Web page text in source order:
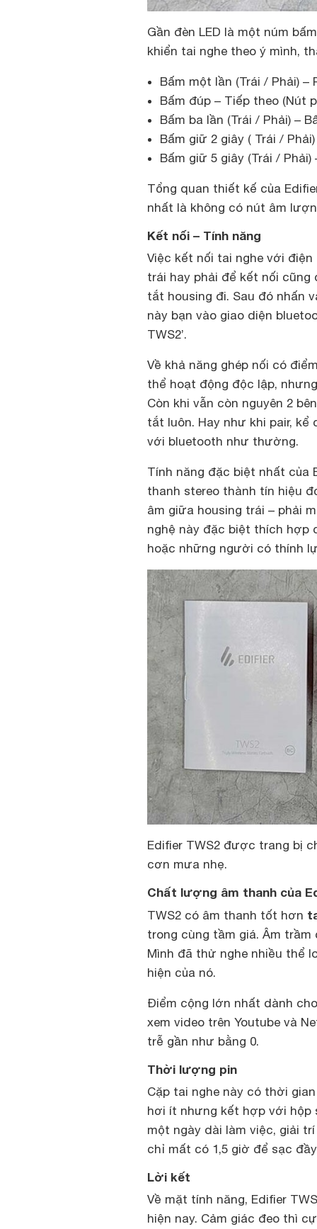
Gần đèn LED là một núm
khiển tai nghe theo ý mình,
Bấm một lần (Trái / Phải)
Bấm đúp – Tiếp theo (Nút
Bấm ba lần (Trái / Phải) –
Bấm giữ 2 giây ( Trái /
Bấm giữ 5 giây (Trái / Phải)
Tổng quan thiết kế của
nhất là không có nút âm
Kết nối – Tính năng
Việc kết nối tai nghe với
trái hay phải để kết nối
tắt housing đi. Sau đó nhấn
này bạn vào giao diện
TWS2’.
Về khả năng ghép nối có
thể hoạt động độc lập,
Còn khi vẫn còn nguyên 2
tắt luôn. Hay như khi pair, kể
với bluetooth như thường.
Tính năng đặc biệt nhất của
thanh stereo thành tín hiệu
âm giữa housing trái – phải
nghệ này đặc biệt thích hợp
hoặc những người có thính
Edifier TWS2 được trang bị
cơn mưa nhẹ.
Chất lượng âm thanh của
TWS2 có âm thanh tốt hơn
trong cùng tầm giá. Âm
Mình đã thử nghe nhiều thể
hiện của nó.
Điểm cộng lớn nhất dành
xem video trên Youtube và
trễ gần như bằng 0.
Thời lượng pin
Cặp tai nghe này có thời
hơi ít nhưng kết hợp với hộp
một ngày dài làm việc, giải
chỉ mất có 1,5 giờ để sạc
Lời kết
Về mặt tính năng, Edifier
hiện nay. Cảm giác đeo thì